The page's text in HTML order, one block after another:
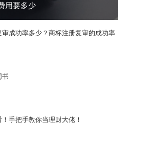
用要多少
审成功率多少？商标注册复审的成功率
书
手把手教你当理财大佬！